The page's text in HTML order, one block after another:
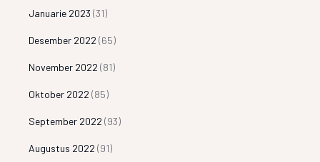
Januarie 2023 (31)
Desember 2022 (65)
November 2022 (81)
Oktober 2022 (85)
September 2022 (93)
Augustus 2022 (91)